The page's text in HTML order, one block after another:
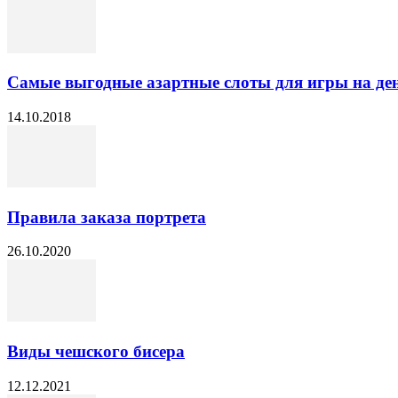
Самые выгодные азартные слоты для игры на
14.10.2018
Правила заказа портрета
26.10.2020
Виды чешского бисера
12.12.2021